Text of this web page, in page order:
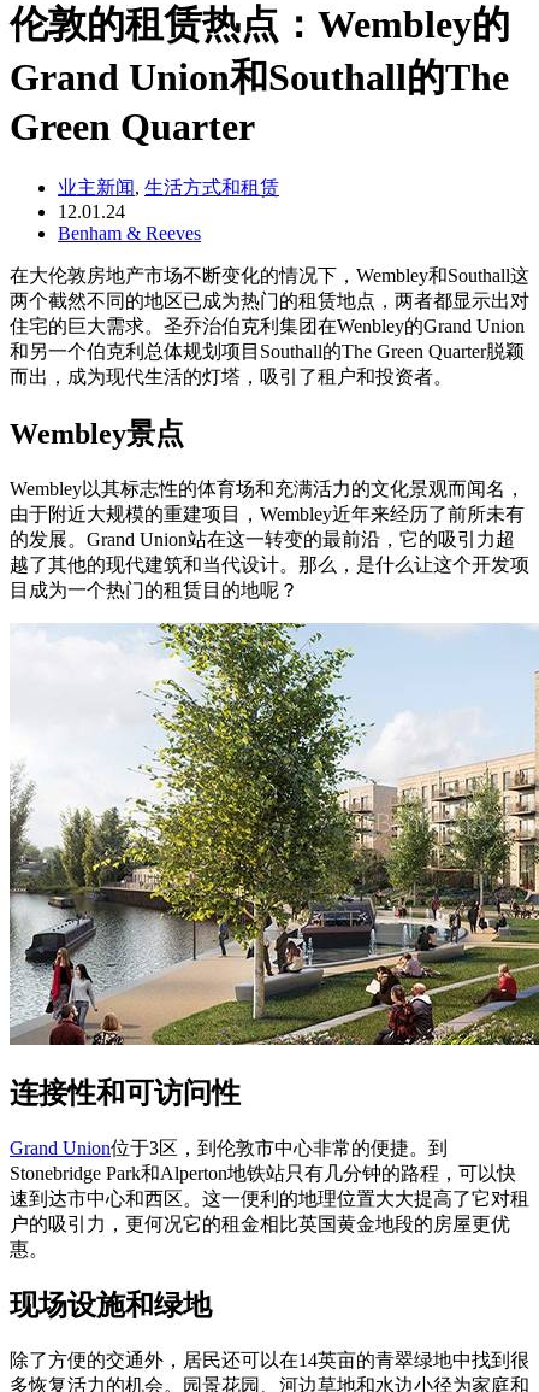
伦敦的租赁热点：Wembley的
Grand Union和Southall的The
Green Quarter
业主新闻, 生活方式和租赁
12.01.24
Benham & Reeves
在大伦敦房地产市场不断变化的情况下，Wembley和Southall这
两个截然不同的地区已成为热门的租赁地点，两者都显示出对
住宅的巨大需求。圣乔治伯克利集团在Wenbley的Grand Union
和另一个伯克利总体规划项目Southall的The Green Quarter脱颖
而出，成为现代生活的灯塔，吸引了租户和投资者。
Wembley景点
Wembley以其标志性的体育场和充满活力的文化景观而闻名，
由于附近大规模的重建项目，Wembley近年来经历了前所未有
的发展。Grand Union站在这一转变的最前沿，它的吸引力超
越了其他的现代建筑和当代设计。那么，是什么让这个开发项
目成为一个热门的租赁目的地呢？
连接性和可访问性
Grand Union位于3区，到伦敦市中心非常的便捷。到
Stonebridge Park和Alperton地铁站只有几分钟的路程，可以快
速到达市中心和西区。这一便利的地理位置大大提高了它对租
户的吸引力，更何况它的租金相比英国黄金地段的房屋更优
惠。
现场设施和绿地
除了方便的交通外，居民还可以在14英亩的青翠绿地中找到很
多恢复活力的机会。园景花园、河边草地和水边小径为家庭和